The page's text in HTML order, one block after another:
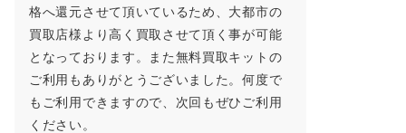
格へ還元させて頂いているため、大都市の
買取店様より高く買取させて頂く事が可能
となっております。また無料買取キットの
ご利用もありがとうございました。何度で
もご利用できますので、次回もぜひご利用
ください。